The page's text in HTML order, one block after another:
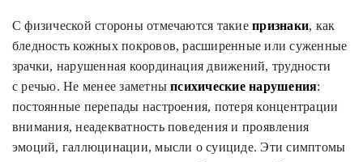
С физической стороны отмечаются такиепризнаки, как
бледность кожных покровов, расширенные или суженные
зрачки, нарушенная координация движений, трудности
с речью. Не менее заметныпсихические нарушения:
постоянные перепады настроения, потеря концентрации
внимания, неадекватность поведения и проявления
эмоций, галлюцинации, мысли о суициде. Эти симптомы